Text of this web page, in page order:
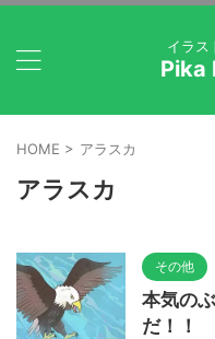
イラス
Pika
HOME > アラスカ
アラスカ
その他
本気の
だ！！